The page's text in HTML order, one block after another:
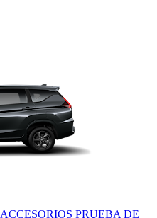
ACCESORIOS PRUEBA DE